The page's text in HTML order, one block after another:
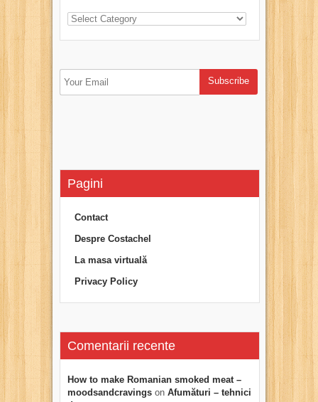
Pagini
Contact
Despre Costachel
La masa virtuală
Privacy Policy
Comentarii recente
How to make Romanian smoked meat –
moodsandcravings on Afumături – tehnici